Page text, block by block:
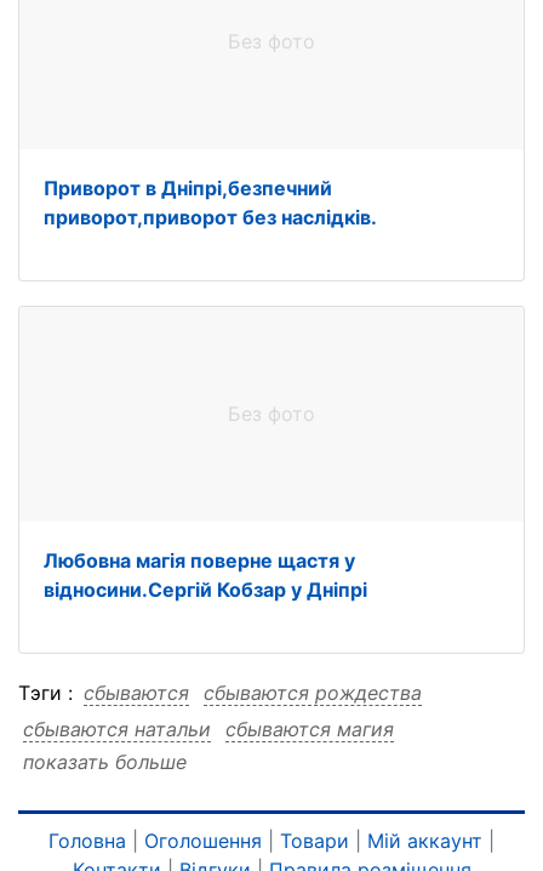
Без фото
Приворот в Дніпрі,безпечний
приворот,приворот без наслідків.
Без фото
Любовна магія поверне щастя у
відносини.Сергій Кобзар у Дніпрі
Тэги : сбываются сбываются рождества
сбываются натальи
сбываются магия
сбываются которые
сбываются гадания натальи
показать больше
Головна Оголошення Товари Мій аккаунт